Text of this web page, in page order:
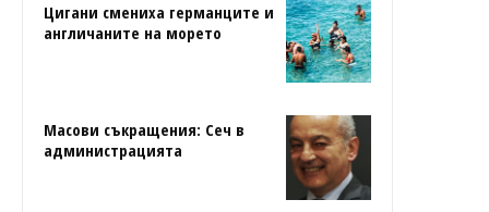
Цигани смениха германците и
англичаните на морето
Масови съкращения: Сеч в
администрацията